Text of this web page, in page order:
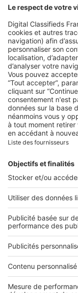
Image
Image
Image
Image